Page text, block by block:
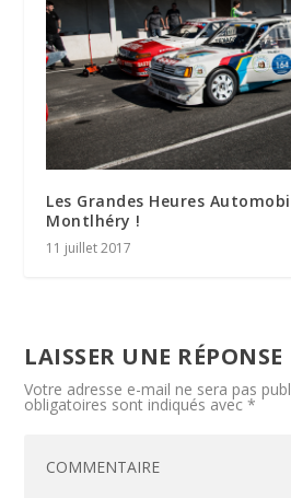
Les Grandes Heures
Montlhéry !
11 juillet 2017
LAISSER UNE RÉPONSE
Votre adresse e-mail ne sera pas
obligatoires sont indiqués avec*